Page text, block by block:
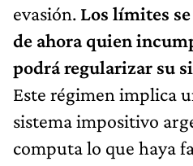
evasión. Los límites
de ahora quien
podrá regularizar su
Este régimen implica
sistema impositivo
computa lo que haya